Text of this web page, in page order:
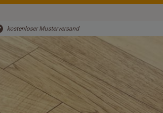
kostenloser Musterversand